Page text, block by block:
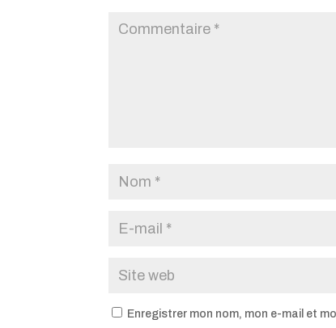
Enregistrer mon nom, mon e-mail et